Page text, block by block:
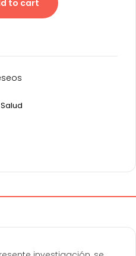
to cart
Salud